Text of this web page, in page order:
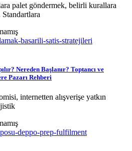
palet göndermek, belirli kurallara
Standartlara
Nereden Başlanır? Toptancı ve
Pazarı Rehberi
internetten alışverişe yatkın